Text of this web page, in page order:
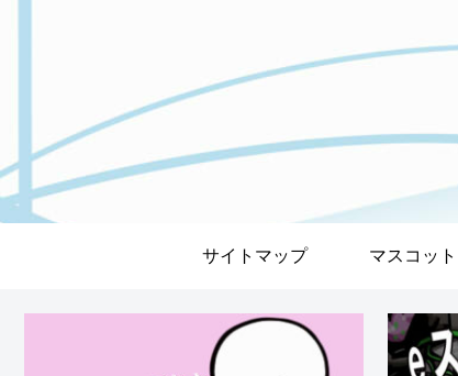
サイトマップ マスコッ